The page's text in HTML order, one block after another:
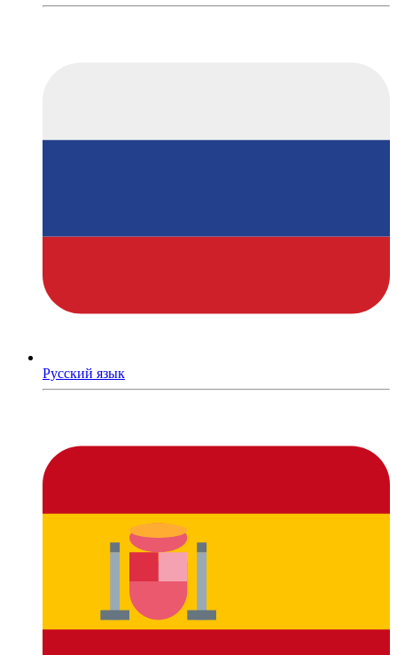
Русский язык